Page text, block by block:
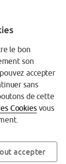
le bon
son
accepter
sans
de cette
Cookiesvous
accepter